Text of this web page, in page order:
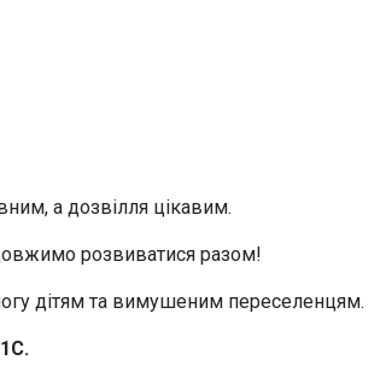
а дозвілля цікавим.
розвиватися разом!
дітям та вимушеним переселенцям.